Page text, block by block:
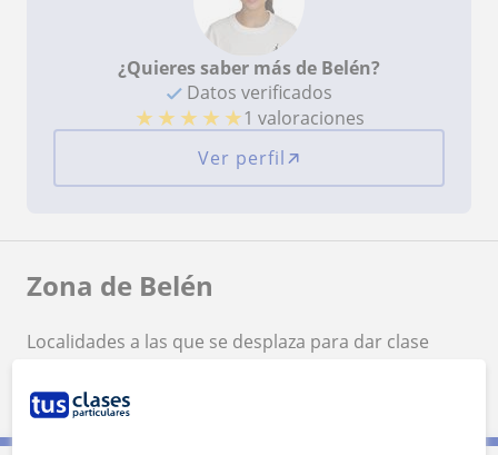
¿Quieres saber más de Belén?
Datos verificados
★ ★ ★ ★ ★1 valoraciones
Ver perfil
Zona de Belén
Localidades a las que se desplaza para dar clase
Madrid (Ciudad)